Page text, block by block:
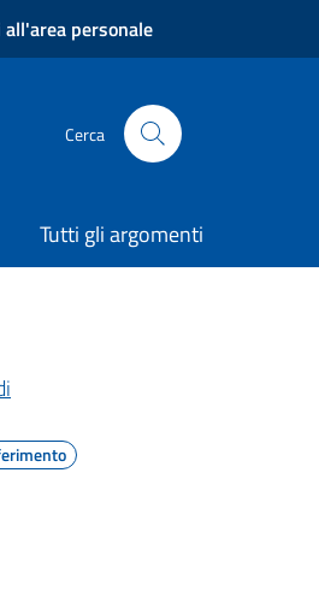
all'area personale
Cerca
Tutti gli argomenti